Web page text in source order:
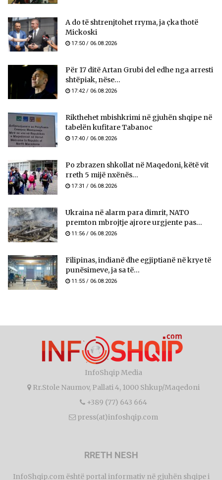
A do të shtrenjtohet rryma, ja çka thotë
Mickoski
17:50 / 06.08.2026
Për 17 ditë Artan Grubi del edhe nga arresti
shtëpiak, nëse...
17:42 / 06.08.2026
Rikthehet mbishkrimi në gjuhën shqipe në
tabelën kufitare Tabanoc
17:40 / 06.08.2026
Po zbrazen shkollat në Maqedoni, këtë vit
rreth 5 mijë nxënës...
17:31 / 06.08.2026
Ukraina në alarm para dimrit, NATO
premton mbrojtje ajrore urgjente pas...
11:56 / 06.08.2026
Filipinas, indianë dhe egjiptianë në krye të
punësimeve, ja sa të...
11:55 / 06.08.2026
InfoShqip Media
Rr.Stole Naumov, Pallati 4, 1000 Shkup/Maqedoni
+389 (77) 643 664
press(at)infoshqip.com
RRETH NESH
InfoShqip.com është portal informativ në gjuhën shqipe i